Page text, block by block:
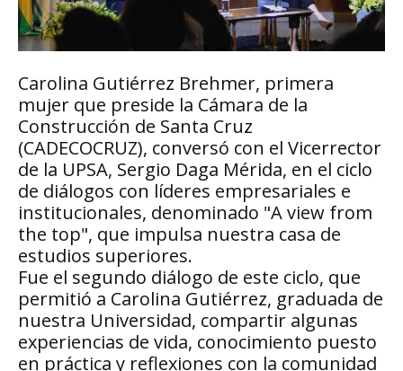
Carolina Gutiérrez Brehmer, primera
mujer que preside la Cámara de la
Construcción de Santa Cruz
(CADECOCRUZ), conversó con el Vicerrector
de la UPSA, Sergio Daga Mérida, en el ciclo
de diálogos con líderes empresariales e
institucionales, denominado "A view from
the top", que impulsa nuestra casa de
estudios superiores.
Fue el segundo diálogo de este ciclo, que
permitió a Carolina Gutiérrez, graduada de
nuestra Universidad, compartir algunas
experiencias de vida, conocimiento puesto
en práctica y reflexiones con la comunidad